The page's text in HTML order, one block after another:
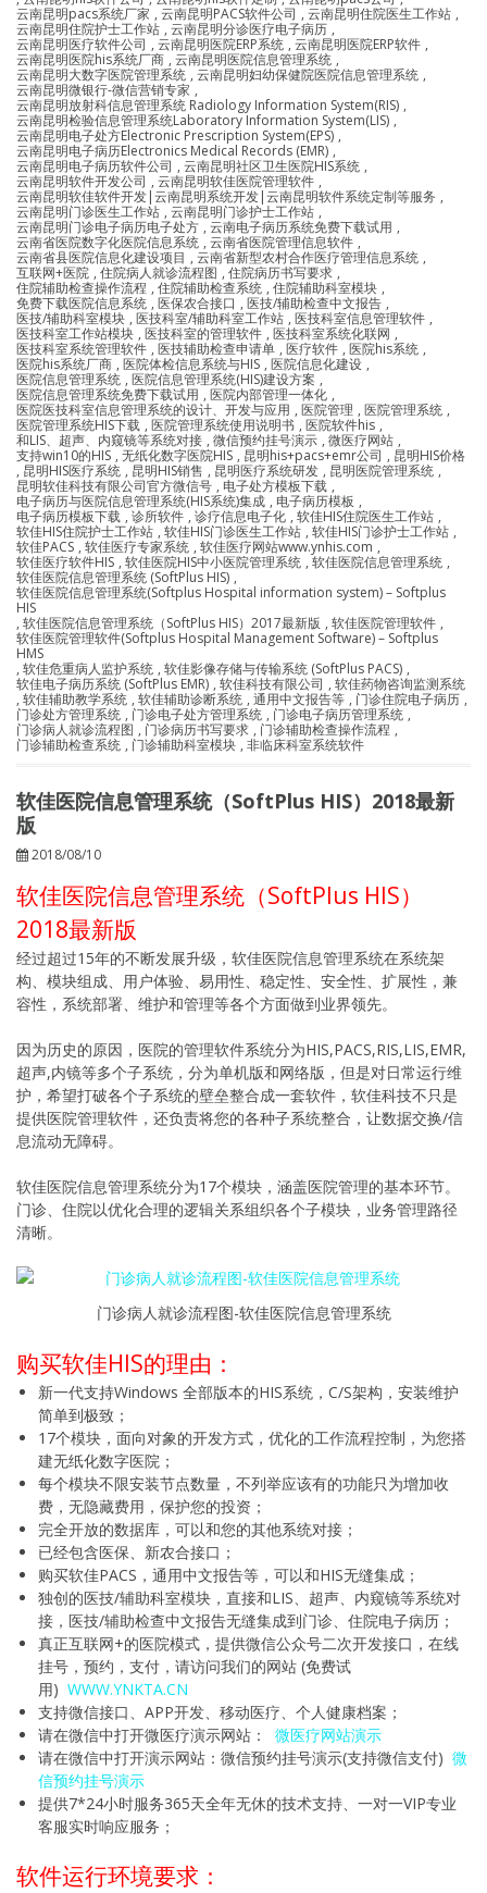
云南昆明pacs系统厂家 , 云南昆明PACS软件公司 , 云南昆明住院医生工作站 ,
云南昆明住院护士工作站 , 云南昆明分诊医疗电子病历 ,
云南昆明医疗软件公司 , 云南昆明医院ERP系统 , 云南昆明医院ERP软件 ,
云南昆明医院his系统厂商 , 云南昆明医院信息管理系统 ,
云南昆明大数字医院管理系统 , 云南昆明妇幼保健院医院信息管理系统 ,
云南昆明微银行-微信营销专家 ,
云南昆明放射科信息管理系统 Radiology Information System(RIS) ,
云南昆明检验信息管理系统Laboratory Information System(LIS) ,
云南昆明电子处方Electronic Prescription System(EPS) ,
云南昆明电子病历Electronics Medical Records (EMR) ,
云南昆明电子病历软件公司 , 云南昆明社区卫生医院HIS系统 ,
云南昆明软件开发公司 , 云南昆明软佳医院管理软件 ,
云南昆明软佳软件开发|云南昆明系统开发|云南昆明软件系统定制等服务 ,
云南昆明门诊医生工作站 , 云南昆明门诊护士工作站 ,
云南昆明门诊电子病历电子处方 , 云南电子病历系统免费下载试用 ,
云南省医院数字化医院信息系统 , 云南省医院管理信息软件 ,
云南省县医院信息化建设项目 , 云南省新型农村合作医疗管理信息系统 ,
互联网+医院 , 住院病人就诊流程图 , 住院病历书写要求 ,
住院辅助检查操作流程 , 住院辅助检查系统 , 住院辅助科室模块 ,
免费下载医院信息系统 , 医保农合接口 , 医技/辅助检查中文报告 ,
医技/辅助科室模块 , 医技科室/辅助科室工作站 , 医技科室信息管理软件 ,
医技科室工作站模块 , 医技科室的管理软件 , 医技科室系统化联网 ,
医技科室系统管理软件 , 医技辅助检查申请单 , 医疗软件 , 医院his系统 ,
医院his系统厂商 , 医院体检信息系统与HIS , 医院信息化建设 ,
医院信息管理系统 , 医院信息管理系统(HIS)建设方案 ,
医院信息管理系统免费下载试用 , 医院内部管理一体化 ,
医院医技科室信息管理系统的设计、开发与应用 , 医院管理 , 医院管理系统 ,
医院管理系统HIS下载 , 医院管理系统使用说明书 , 医院软件his ,
和LIS、超声、内窥镜等系统对接 , 微信预约挂号演示 , 微医疗网站 ,
支持win10的HIS , 无纸化数字医院HIS , 昆明his+pacs+emr公司 , 昆明HIS价格
, 昆明HIS医疗系统 , 昆明HIS销售 , 昆明医疗系统研发 , 昆明医院管理系统 ,
昆明软佳科技有限公司官方微信号 , 电子处方模板下载 ,
电子病历与医院信息管理系统(HIS系统)集成 , 电子病历模板 ,
电子病历模板下载 , 诊所软件 , 诊疗信息电子化 , 软佳HIS住院医生工作站 ,
软佳HIS住院护士工作站 , 软佳HIS门诊医生工作站 , 软佳HIS门诊护士工作站 ,
软佳PACS , 软佳医疗专家系统 , 软佳医疗网站www.ynhis.com ,
软佳医疗软件HIS , 软佳医院HIS中小医院管理系统 , 软佳医院信息管理系统 ,
软佳医院信息管理系统 (SoftPlus HIS) ,
软佳医院信息管理系统(Softplus Hospital information system) – Softplus
HIS
, 软佳医院信息管理系统（SoftPlus HIS）2017最新版 , 软佳医院管理软件 ,
软佳医院管理软件(Softplus Hospital Management Software) – Softplus
HMS
, 软佳危重病人监护系统 , 软佳影像存储与传输系统 (SoftPlus PACS) ,
软佳电子病历系统 (SoftPlus EMR) , 软佳科技有限公司 , 软佳药物咨询监测系统
, 软佳辅助教学系统 , 软佳辅助诊断系统 , 通用中文报告等 , 门诊住院电子病历 ,
门诊处方管理系统 , 门诊电子处方管理系统 , 门诊电子病历管理系统 ,
门诊病人就诊流程图 , 门诊病历书写要求 , 门诊辅助检查操作流程 ,
门诊辅助检查系统 , 门诊辅助科室模块 , 非临床科室系统软件
软佳医院信息管理系统（SoftPlus HIS）2018最新
版
2018/08/10
软佳医院信息管理系统（SoftPlus HIS）
2018最新版
经过超过15年的不断发展升级，软佳医院信息管理系统在系统架
构、模块组成、用户体验、易用性、稳定性、安全性、扩展性，兼
容性，系统部署、维护和管理等各个方面做到业界领先。
因为历史的原因，医院的管理软件系统分为HIS,PACS,RIS,LIS,EMR,
超声,内镜等多个子系统，分为单机版和网络版，但是对日常运行维
护，希望打破各个子系统的壁垒整合成一套软件，软佳科技不只是
提供医院管理软件，还负责将您的各种子系统整合，让数据交换/信
息流动无障碍。
软佳医院信息管理系统分为17个模块，涵盖医院管理的基本环节。
门诊、住院以优化合理的逻辑关系组织各个子模块，业务管理路径
清晰。
门诊病人就诊流程图-软佳医院信息管理系统
购买软佳HIS的理由：
新一代支持Windows 全部版本的HIS系统，C/S架构，安装维护
简单到极致；
17个模块，面向对象的开发方式，优化的工作流程控制，为您搭
建无纸化数字医院；
每个模块不限安装节点数量，不列举应该有的功能只为增加收
费，无隐藏费用，保护您的投资；
完全开放的数据库，可以和您的其他系统对接；
已经包含医保、新农合接口；
购买软佳PACS，通用中文报告等，可以和HIS无缝集成；
独创的医技/辅助科室模块，直接和LIS、超声、内窥镜等系统对
接，医技/辅助检查中文报告无缝集成到门诊、住院电子病历；
真正互联网+的医院模式，提供微信公众号二次开发接口，在线
挂号，预约，支付，请访问我们的网站 (免费试
用) WWW.YNKTA.CN
支持微信接口、APP开发、移动医疗、个人健康档案；
请在微信中打开微医疗演示网站：
微医疗网站演示
请在微信中打开演示网站：微信预约挂号演示(支持微信支付) 微
信预约挂号演示
提供7*24小时服务365天全年无休的技术支持、一对一VIP专业
客服实时响应服务；
软件运行环境要求：